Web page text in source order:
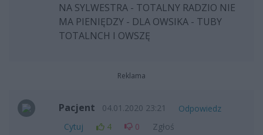
NA SYLWESTRA - TOTALNY RADZIO NIE
MA PIENIĘDZY - DLA OWSIKA - TUBY
TOTALNCH I OWSZĘ
Reklama
Pacjent 04.01.2020 23:21
Odpowiedz
Cytuj
4 0 Zgłoś